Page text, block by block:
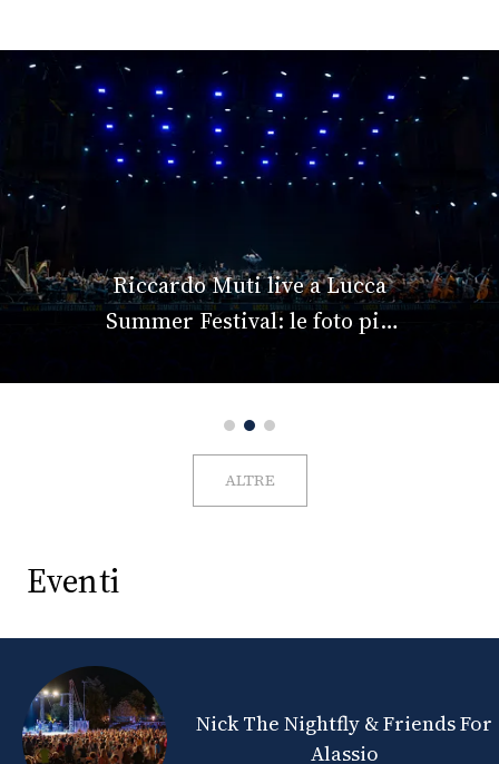
Riccardo Muti live a Lucca
Summer Festival: le foto più
ALTRE
Eventi
Nick The Nightfly & Friends For
Alassio